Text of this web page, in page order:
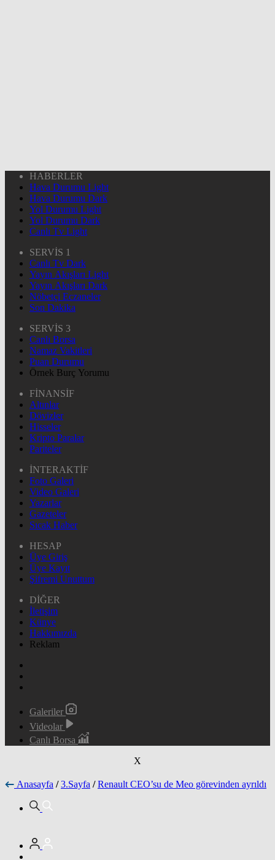
HABERLER
Hava Durumu Light
Hava Durumu Dark
Yol Durumu Light
Yol Durumu Dark
Canlı Tv Light
SERVİS 1
Canlı Tv Dark
Yayın Akışları Light
Yayın Akışları Dark
Nöbetçi Eczaneler
Son Dakika
SERVİS 3
Canlı Borsa
Namaz Vakitleri
Puan Durumu
Örnek Burç Yorumu
FİNANSİF
Altınlar
Dövizler
Hisseler
Kripto Paralar
Pariteler
İNTERAKTİF
Foto Galeri
Video Galeri
Yazarlar
Gazeteler
Sıcak Haber
HESAP
Üye Giriş
Üye Kayıt
Şifremi Unuttum
DİĞER
İletişim
Künye
Hakkımızda
Reklam
Galeriler
Videolar
Canlı Borsa
X
Anasayfa / 3.Sayfa / Renault CEO’su de Meo görevinden ayrıldı